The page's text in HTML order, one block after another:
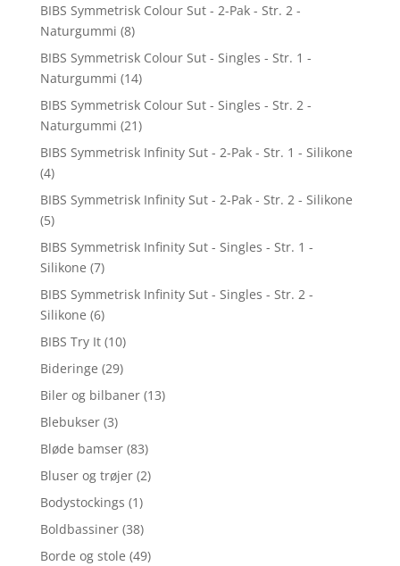
BIBS Symmetrisk Colour Sut - 2-Pak - Str. 2 -
Naturgummi (8)
BIBS Symmetrisk Colour Sut - Singles - Str. 1 -
Naturgummi (14)
BIBS Symmetrisk Colour Sut - Singles - Str. 2 -
Naturgummi (21)
BIBS Symmetrisk Infinity Sut - 2-Pak - Str. 1 - Silikone
(4)
BIBS Symmetrisk Infinity Sut - 2-Pak - Str. 2 - Silikone
(5)
BIBS Symmetrisk Infinity Sut - Singles - Str. 1 -
Silikone (7)
BIBS Symmetrisk Infinity Sut - Singles - Str. 2 -
Silikone (6)
BIBS Try It (10)
Bideringe (29)
Biler og bilbaner (13)
Blebukser (3)
Bløde bamser (83)
Bluser og trøjer (2)
Bodystockings (1)
Boldbassiner (38)
Borde og stole (49)